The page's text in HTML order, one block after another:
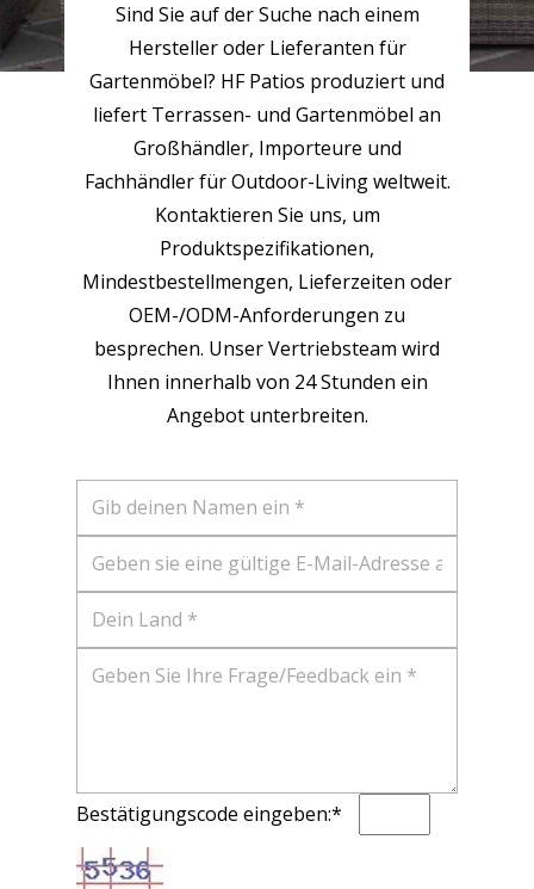
Sind Sie auf der Suche nach einem
Hersteller oder Lieferanten für
Gartenmöbel? HF Patios produziert und
liefert Terrassen- und Gartenmöbel an
Großhändler, Importeure und
Fachhändler für Outdoor-Living weltweit.
Kontaktieren Sie uns, um
Produktspezifikationen,
Mindestbestellmengen, Lieferzeiten oder
OEM-/ODM-Anforderungen zu
besprechen. Unser Vertriebsteam wird
Ihnen innerhalb von 24 Stunden ein
Angebot unterbreiten.
Bestätigungscode eingeben:*